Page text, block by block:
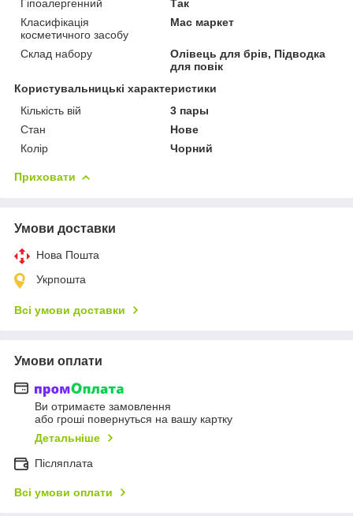
Гіпоалергенний
Так
Класифікація
косметичного засобу
Мас маркет
Склад набору
Олівець для брів, Підводка
для повік
Користувальницькі характеристики
Кількість вій
3 пары
Стан
Нове
Колір
Чорний
Приховати
Умови доставки
Нова Пошта
Укрпошта
Всі умови доставки
Умови оплати
Ви отримаєте замовлення
або гроші повернуться на вашу картку
Детальніше
Післяплата
Всі умови оплати